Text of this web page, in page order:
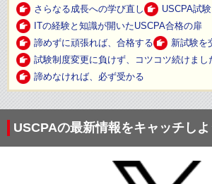
さらなる成長への学び直し
USCPA試
ITの経験と知識が開いたUSCPA合格の扉
諦めずに頑張れば、合格する
新試験を
試験制度変更に負けず、コツコツ続けまし
諦めなければ、必ず受かる
USCPAの最新情報をキャッチしよ